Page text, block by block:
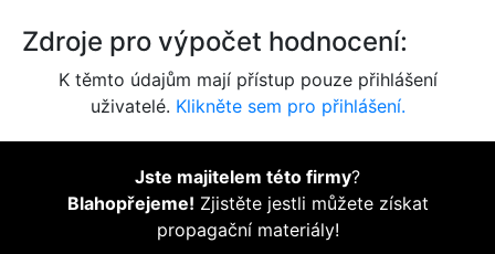
Zdroje pro výpočet hodnocení:
K těmto údajům mají přístup pouze přihlášení
uživatelé. Klikněte sem pro přihlášení.
Jste majitelem této firmy?
Blahopřejeme! Zjistěte jestli můžete získat
propagační materiály!